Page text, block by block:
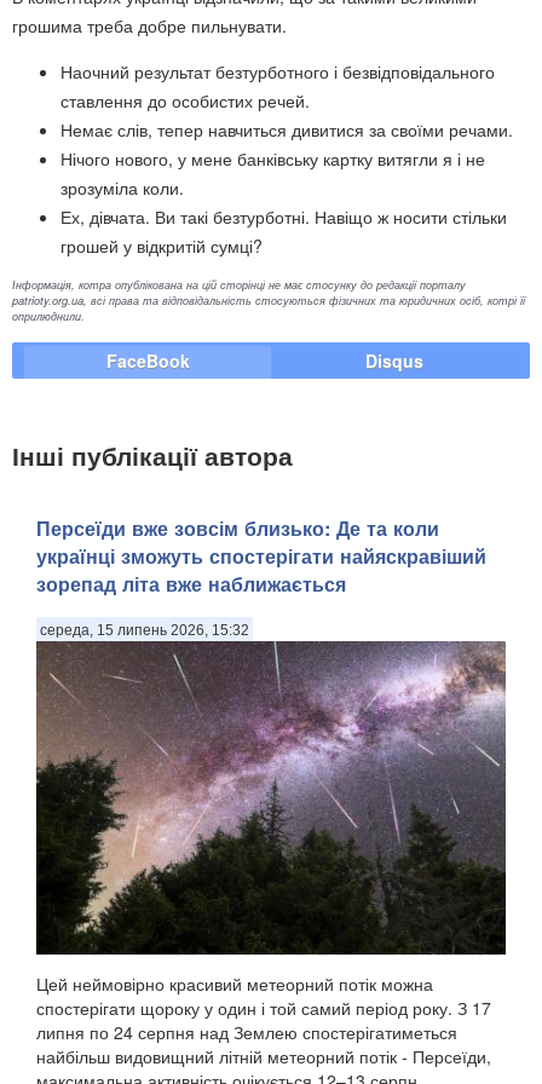
грошима треба добре пильнувати.
Наочний результат безтурботного і безвідповідального
ставлення до особистих речей.
Немає слів, тепер навчиться дивитися за своїми речами.
Нічого нового, у мене банківську картку витягли я і не
зрозуміла коли.
Ех, дівчата. Ви такі безтурботні. Навіщо ж носити стільки
грошей у відкритій сумці?
Інформація, котра опублікована на цій сторінці не має стосунку до редакції порталу
patrioty.org.ua, всі права та відповідальність стосуються фізичних та юридичних осіб, котрі її
оприлюднили.
FaceBook Disqus
Інші публікації автора
Персеїди вже зовсім близько: Де та коли
українці зможуть спостерігати найяскравіший
зорепад літа вже наближається
середа, 15 липень 2026, 15:32
Цей неймовірно красивий метеорний потік можна
спостерігати щороку у один і той самий період року. З 17
липня по 24 серпня над Землею спостерігатиметься
найбільш видовищний літній метеорний потік - Персеїди,